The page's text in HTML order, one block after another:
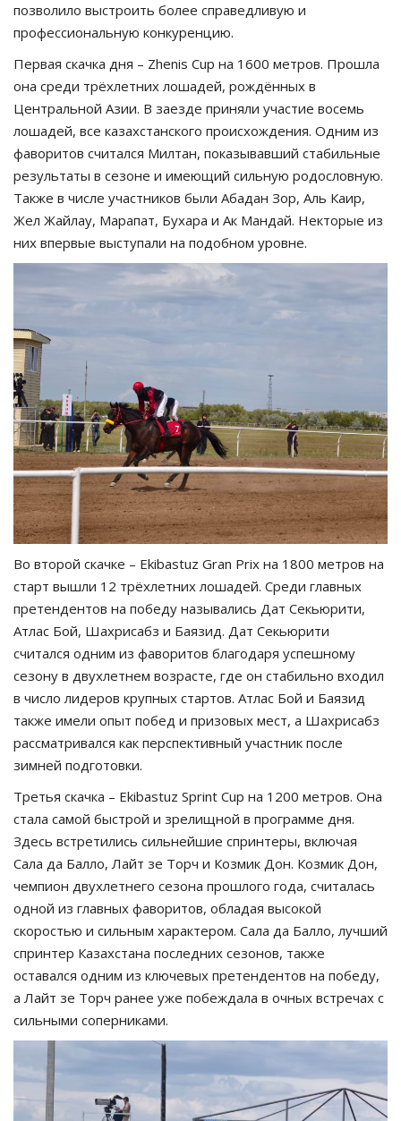
позволило выстроить более справедливую и
профессиональную конкуренцию.
Первая скачка дня – Zhenis Cup на 1600 метров. Прошла
она среди трёхлетних лошадей, рождённых в
Центральной Азии. В заезде приняли участие восемь
лошадей, все казахстанского происхождения. Одним из
фаворитов считался Милтан, показывавший стабильные
результаты в сезоне и имеющий сильную родословную.
Также в числе участников были Абадан Зор, Аль Каир,
Жел Жайлау, Марапат, Бухара и Ак Мандай. Некторые из
них впервые выступали на подобном уровне.
Во второй скачке – Ekibastuz Gran Prix на 1800 метров на
старт вышли 12 трёхлетних лошадей. Среди главных
претендентов на победу назывались Дат Секьюрити,
Атлас Бой, Шахрисабз и Баязид. Дат Секьюрити
считался одним из фаворитов благодаря успешному
сезону в двухлетнем возрасте, где он стабильно входил
в число лидеров крупных стартов. Атлас Бой и Баязид
также имели опыт побед и призовых мест, а Шахрисабз
рассматривался как перспективный участник после
зимней подготовки.
Третья скачка – Ekibastuz Sprint Cup на 1200 метров. Она
стала самой быстрой и зрелищной в программе дня.
Здесь встретились сильнейшие спринтеры, включая
Сала да Балло, Лайт зе Торч и Козмик Дон. Козмик Дон,
чемпион двухлетнего сезона прошлого года, считалась
одной из главных фаворитов, обладая высокой
скоростью и сильным характером. Сала да Балло, лучший
спринтер Казахстана последних сезонов, также
оставался одним из ключевых претендентов на победу,
а Лайт зе Торч ранее уже побеждала в очных встречах с
сильными соперниками.